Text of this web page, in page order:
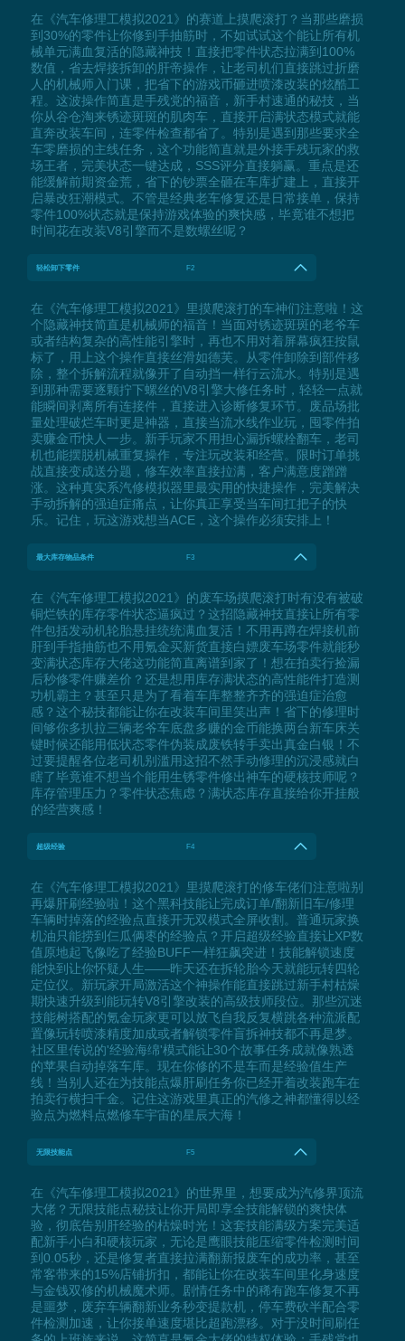
在《汽车修理工模拟2021》的赛道上摸爬滚打？当那些磨损
到30%的零件让你修到手抽筋时，不如试试这个能让所有机
械单元满血复活的隐藏神技！直接把零件状态拉满到100%
数值，省去焊接拆卸的肝帝操作，让老司机们直接跳过折磨
人的机械师入门课，把省下的游戏币砸进喷漆改装的炫酷工
程。这波操作简直是手残党的福音，新手村速通的秘技，当
你从谷仓淘来锈迹斑斑的肌肉车，直接开启满状态模式就能
直奔改装车间，连零件检查都省了。特别是遇到那些要求全
车零磨损的主线任务，这个功能简直就是外接手残玩家的救
场王者，完美状态一键达成，SSS评分直接躺赢。重点是还
能缓解前期资金荒，省下的钞票全砸在车库扩建上，直接开
启暴改狂潮模式。不管是经典老车修复还是日常接单，保持
零件100%状态就是保持游戏体验的爽快感，毕竟谁不想把
时间花在改装V8引擎而不是数螺丝呢？
轻松卸下零件 F2
在《汽车修理工模拟2021》里摸爬滚打的车神们注意啦！这
个隐藏神技简直是机械师的福音！当面对锈迹斑斑的老爷车
或者结构复杂的高性能引擎时，再也不用对着屏幕疯狂按鼠
标了，用上这个操作直接丝滑如德芙。从零件卸除到部件移
除，整个拆解流程就像开了自动挡一样行云流水。特别是遇
到那种需要逐颗拧下螺丝的V8引擎大修任务时，轻轻一点就
能瞬间剥离所有连接件，直接进入诊断修复环节。废品场批
量处理破烂车时更是神器，直接当流水线作业玩，囤零件拍
卖赚金币快人一步。新手玩家不用担心漏拆螺栓翻车，老司
机也能摆脱机械重复操作，专注玩改装和经营。限时订单挑
战直接变成送分题，修车效率直接拉满，客户满意度蹭蹭
涨。这种真实系汽修模拟器里最实用的快捷操作，完美解决
手动拆解的强迫症痛点，让你真正享受当车间扛把子的快
乐。记住，玩这游戏想当ACE，这个操作必须安排上！
最大库存物品条件 F3
在《汽车修理工模拟2021》的废车场摸爬滚打时有没有被破
铜烂铁的库存零件状态逼疯过？这招隐藏神技直接让所有零
件包括发动机轮胎悬挂统统满血复活！不用再蹲在焊接机前
肝到手指抽筋也不用氪金买新货直接白嫖废车场零件就能秒
变满状态库存大佬这功能简直离谱到家了！想在拍卖行捡漏
后秒修零件赚差价？还是想用库存满状态的高性能件打造测
功机霸主？甚至只是为了看着车库整整齐齐的强迫症治愈
感？这个秘技都能让你在改装车间里笑出声！省下的修理时
间够你多扒拉三辆老爷车底盘多赚的金币能换两台新车床关
键时候还能用低状态零件伪装成废铁转手卖出真金白银！不
过要提醒各位老司机别滥用这招不然手动修理的沉浸感就白
瞎了毕竟谁不想当个能用生锈零件修出神车的硬核技师呢？
库存管理压力？零件状态焦虑？满状态库存直接给你开挂般
的经营爽感！
超级经验 F4
在《汽车修理工模拟2021》里摸爬滚打的修车佬们注意啦别
再爆肝刷经验啦！这个黑科技能让完成订单/翻新旧车/修理
车辆时掉落的经验点直接开无双模式全屏收割。普通玩家换
机油只能捞到仨瓜俩枣的经验点？开启超级经验直接让XP数
值原地起飞像吃了经验BUFF一样狂飙突进！技能解锁速度
能快到让你怀疑人生——昨天还在拆轮胎今天就能玩转四轮
定位仪。新玩家开局激活这个神操作能直接跳过新手村枯燥
期快速升级到能玩转V8引擎改装的高级技师段位。那些沉迷
技能树搭配的氪金玩家更可以放飞自我反复横跳各种流派配
置像玩转喷漆精度加成或者解锁零件盲拆神技都不再是梦。
社区里传说的'经验海绵'模式能让30个故事任务成就像熟透
的苹果自动掉落车库。现在你修的不是车而是经验值生产
线！当别人还在为技能点爆肝刷任务你已经开着改装跑车在
拍卖行横扫千金。记住这游戏里真正的汽修之神都懂得以经
验点为燃料点燃修车宇宙的星辰大海！
无限技能点 F5
在《汽车修理工模拟2021》的世界里，想要成为汽修界顶流
大佬？无限技能点秘技让你开局即享全技能解锁的爽快体
验，彻底告别肝经验的枯燥时光！这套技能满级方案完美适
配新手小白和硬核玩家，无论是鹰眼技能压缩零件检测时间
到0.05秒，还是修复者直接拉满翻新报废车的成功率，甚至
常客带来的15%店铺折扣，都能让你在改装车间里化身速度
与金钱双修的机械魔术师。剧情任务中的稀有跑车修复不再
是噩梦，废弃车辆翻新业务秒变提款机，停车费砍半配合零
件检测加速，让你接单速度堪比超跑漂移。对于没时间刷任